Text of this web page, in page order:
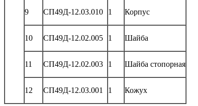
9 СП49Д-12.03.010 1 Корпус
10 СП49Д-12.02.005 1 Шайба
11 СП49Д-12.02.003 1 Шайба стопорная
12 СП49Д-12.03.001 1 Кожух